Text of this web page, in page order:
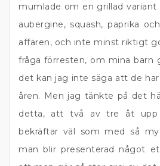
mumlade om en grillad variant
aubergine, squash, paprika
affären, och inte minst riktigt
fråga förresten, om mina barn
det kan jag inte säga att de
åren. Men jag tänkte på det
detta, att två av tre åt upp
bekräftar väl som med så
man blir presenterad något